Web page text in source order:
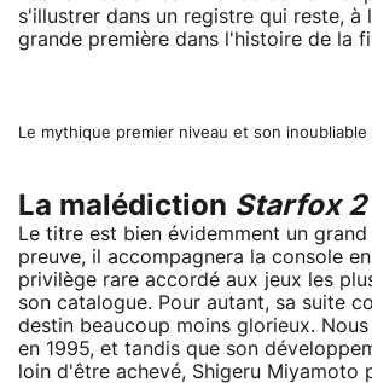
s'illustrer dans un registre qui reste, à
grande première dans l'histoire de la
Le mythique premier niveau et son inoubliable
La malédiction Starfox 2
Le titre est bien évidemment un grand
preuve, il accompagnera la console en
privilège rare accordé aux jeux les
son catalogue. Pour autant, sa suite
destin beaucoup moins glorieux.
en 1995, et tandis que son
loin d'être achevé, Shigeru Miyamoto